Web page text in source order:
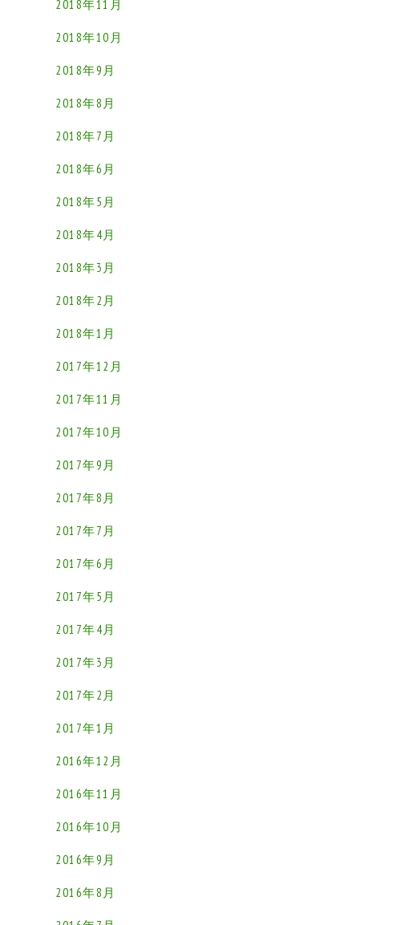
2018年11月
2018年10月
2018年9月
2018年8月
2018年7月
2018年6月
2018年5月
2018年4月
2018年3月
2018年2月
2018年1月
2017年12月
2017年11月
2017年10月
2017年9月
2017年8月
2017年7月
2017年6月
2017年5月
2017年4月
2017年3月
2017年2月
2017年1月
2016年12月
2016年11月
2016年10月
2016年9月
2016年8月